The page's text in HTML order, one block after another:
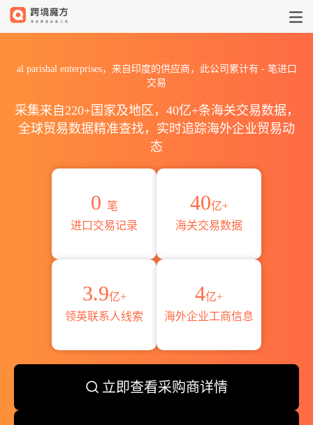
al parishal enterprises，来自印度的供应商，此公司累计有 -笔进口
交易
采集来自220+国家及地区，40亿+条海关交易数据，
全球贸易数据精准查找，实时追踪海外企业贸易动
态
0 笔
进口交易记录
40亿+
海关交易数据
3.9亿+
领英联系人线索
4亿+
海外企业工商信息
立即查看采购商详情